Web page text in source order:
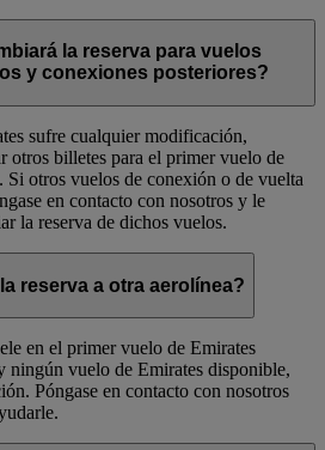
la reserva para vuelos
y conexiones posteriores?
sufre cualquier modificación,
otros billetes para el primer vuelo de
otros vuelos de conexión o de vuelta
en contacto con nosotros y le
la reserva de dichos vuelos.
reserva a otra aerolínea?
en el primer vuelo de Emirates
ningún vuelo de Emirates disponible,
Póngase en contacto con nosotros